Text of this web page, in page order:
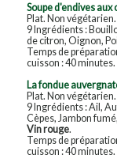
Soupe d'endives aux
Plat. Non végétarien.
9 Ingrédients :
de citron, Oignon,
Temps de
cuisson : 40 minutes.
La fondue
Plat. Non végétarien.
9 Ingrédients : Ail,
Cèpes, Jambon
Vin rouge.
Temps de
cuisson : 40 minutes.